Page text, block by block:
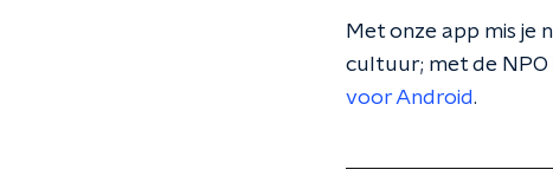
Met onze app mis je
cultuur; met de NPO
voor Android.